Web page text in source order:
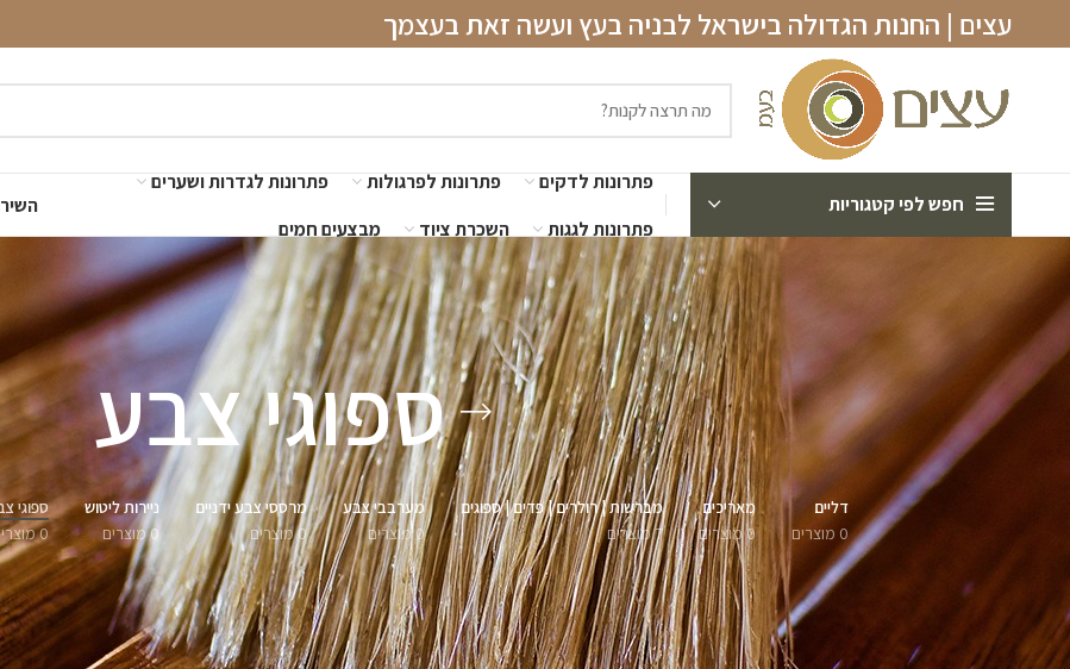
עצים | החנות הגדולה בישראל לבניה בעץ ועשה זאת בעצמך
חפש לפי קטגוריות
פתרונות לדקים פתרונות לפרגולות
פתרונות לגדרות ושערים
פתרונות לגגות
השכרת ציוד מבצעים חמים
ספוגי צבע
דליים
0 מוצרים
מאריכים
0 מוצרים
מברשות | רולרים | פדים | ספוגים
7 מוצרים
מערבבי צבע
0 מוצרים
מרססי צבע ידניים
0 מוצרים
ניירות ליטוש
0 מוצרים
ספוגי
0 מוצרים